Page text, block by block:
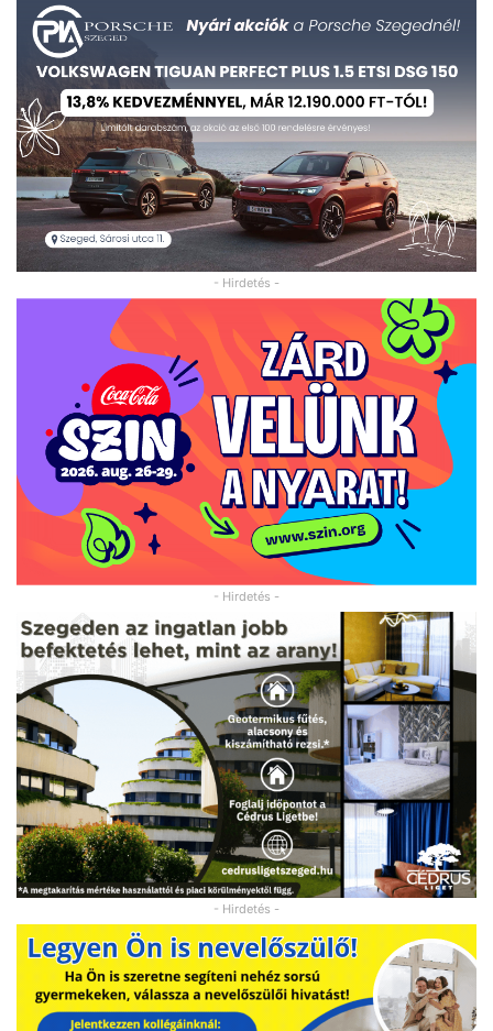
- Hirdetés -
- Hirdetés -
- Hirdetés -